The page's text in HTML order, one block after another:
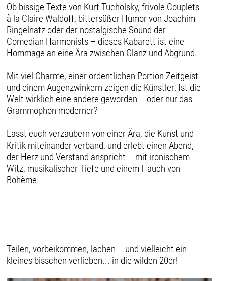
Ob bissige Texte von Kurt Tucholsky, frivole Couplets
à la Claire Waldoff, bittersüßer Humor von Joachim
Ringelnatz oder der nostalgische Sound der
Comedian Harmonists – dieses Kabarett ist eine
Hommage an eine Ära zwischen Glanz und Abgrund.
Mit viel Charme, einer ordentlichen Portion Zeitgeist
und einem Augenzwinkern zeigen die Künstler: Ist die
Welt wirklich eine andere geworden – oder nur das
Grammophon moderner?
Lasst euch verzaubern von einer Ära, die Kunst und
Kritik miteinander verband, und erlebt einen Abend,
der Herz und Verstand anspricht – mit ironischem
Witz, musikalischer Tiefe und einem Hauch von
Bohème.
Teilen, vorbeikommen, lachen – und vielleicht ein
kleines bisschen verlieben... in die wilden 20er!